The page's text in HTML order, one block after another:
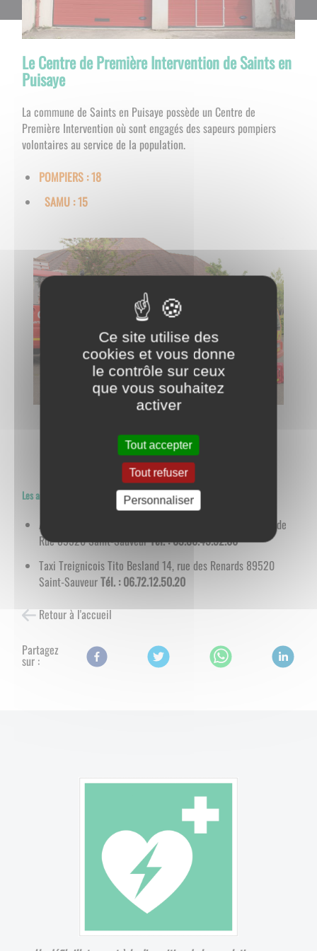
Le Centre de Première Intervention de Saints en
Puisaye
La commune de Saints en Puisaye possède un Centre de
Première Intervention où sont engagés des sapeurs pompiers
volontaires au service de la population.
POMPIERS : 18
SAMU : 15
Les ambulances privées proches de la commune :
Ambulances et taxis de la Puisaye Xavier Bellier 12, grande
Rue 89520 Saint-SauveurTél. : 03.86.45.52.06
Taxi Treignicois Tito Besland 14, rue des Renards 89520
Saint-SauveurTél. : 06.72.12.50.20
Retour à l'accueil
Partagez
sur :
Ce site utilise des
cookies et vous donne
le contrôle sur ceux
que vous souhaitez
activer
Tout accepter
Tout refuser
Personnaliser